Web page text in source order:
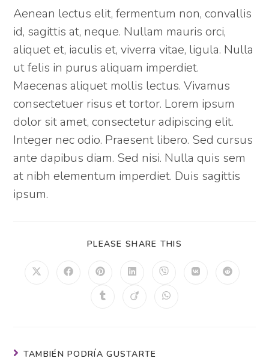
Aenean lectus elit, fermentum non, convallis
id, sagittis at, neque. Nullam mauris orci,
aliquet et, iaculis et, viverra vitae, ligula. Nulla
ut felis in purus aliquam imperdiet.
Maecenas aliquet mollis lectus. Vivamus
consectetuer risus et tortor. Lorem ipsum
dolor sit amet, consectetur adipiscing elit.
Integer nec odio. Praesent libero. Sed cursus
ante dapibus diam. Sed nisi. Nulla quis sem
at nibh elementum imperdiet. Duis sagittis
ipsum.
PLEASE SHARE THIS
TAMBIÉN PODRÍA GUSTARTE